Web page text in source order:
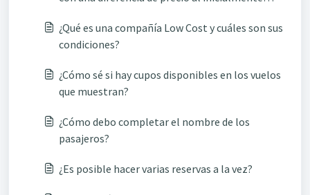
¿Qué es una compañía Low Cost y cuáles son sus
condiciones?
¿Cómo sé si hay cupos disponibles en los vuelos
que muestran?
¿Cómo debo completar el nombre de los
pasajeros?
¿Es posible hacer varias reservas a la vez?